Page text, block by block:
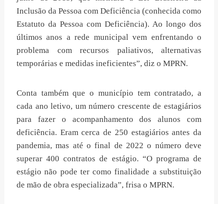
Inclusão da Pessoa com Deficiência (conhecida como
Estatuto da Pessoa com Deficiência). Ao longo dos
últimos anos a rede municipal vem enfrentando o
problema com recursos paliativos, alternativas
temporárias e medidas ineficientes”, diz o MPRN.
Conta também que o município tem contratado, a
cada ano letivo, um número crescente de estagiários
para fazer o acompanhamento dos alunos com
deficiência. Eram cerca de 250 estagiários antes da
pandemia, mas até o final de 2022 o número deve
superar 400 contratos de estágio. “O programa de
estágio não pode ter como finalidade a substituição
de mão de obra especializada”, frisa o MPRN.